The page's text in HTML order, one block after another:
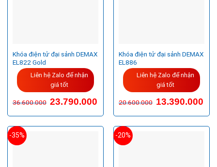
Khóa điện tử đại sảnh DEMAX
EL822 Gold
Liên hệ Zalo để nhận
giá tốt
36.600.000 Giá
gốc
36.600.000VND.
23.790.000Giá
hiện
là:
23.790.000VND.
Khóa điện tử đại sảnh DEMAX
EL886
Liên hệ Zalo để nhận
giá tốt
20.600.000 13.390.000
-35% -20%